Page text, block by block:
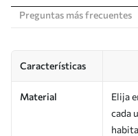
Preguntas más frecuentes
Características
Material
Elija
cada